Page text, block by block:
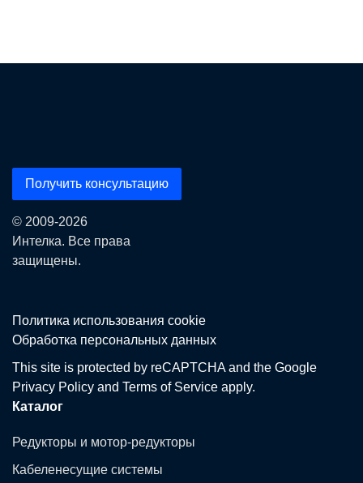
Получить консультацию
© 2009-2026
Интелка. Все права
защищены.
Политика использования сookie
Обработка персональных данных
This site is protected by reCAPTCHA and the Google
Privacy Policy and Terms of Service apply.
Каталог
Редукторы и мотор-редукторы
Кабеленесущие системы